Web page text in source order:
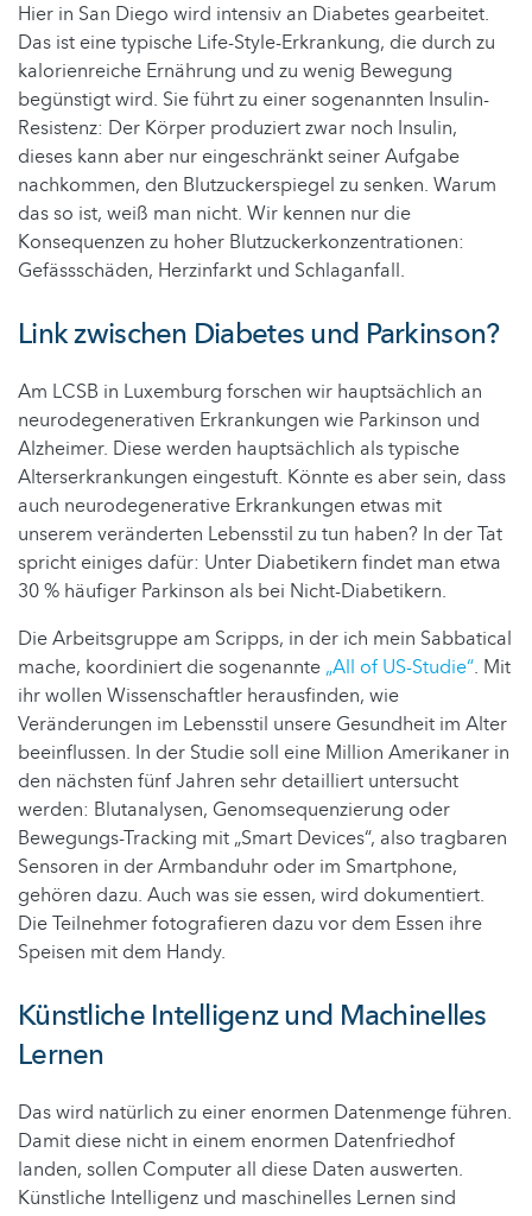
Hier in San Diego wird intensiv an Diabetes gearbeitet.
Das ist eine typische Life-Style-Erkrankung, die durch zu
kalorienreiche Ernährung und zu wenig Bewegung
begünstigt wird. Sie führt zu einer sogenannten Insulin-
Resistenz: Der Körper produziert zwar noch Insulin,
dieses kann aber nur eingeschränkt seiner Aufgabe
nachkommen, den Blutzuckerspiegel zu senken. Warum
das so ist, weiß man nicht. Wir kennen nur die
Konsequenzen zu hoher Blutzuckerkonzentrationen:
Gefässschäden, Herzinfarkt und Schlaganfall.
Link zwischen Diabetes und Parkinson?
Am LCSB in Luxemburg forschen wir hauptsächlich an
neurodegenerativen Erkrankungen wie Parkinson und
Alzheimer. Diese werden hauptsächlich als typische
Alterserkrankungen eingestuft. Könnte es aber sein, dass
auch neurodegenerative Erkrankungen etwas mit
unserem veränderten Lebensstil zu tun haben? In der Tat
spricht einiges dafür: Unter Diabetikern findet man etwa
30 % häufiger Parkinson als bei Nicht-Diabetikern.
Die Arbeitsgruppe am Scripps, in der ich mein Sabbatical
mache, koordiniert die sogenannte„All of US-Studie“. Mit
ihr wollen Wissenschaftler herausfinden, wie
Veränderungen im Lebensstil unsere Gesundheit im Alter
beeinflussen. In der Studie soll eine Million Amerikaner in
den nächsten fünf Jahren sehr detailliert untersucht
werden: Blutanalysen, Genomsequenzierung oder
Bewegungs-Tracking mit „Smart Devices“, also tragbaren
Sensoren in der Armbanduhr oder im Smartphone,
gehören dazu. Auch was sie essen, wird dokumentiert.
Die Teilnehmer fotografieren dazu vor dem Essen ihre
Speisen mit dem Handy.
Künstliche Intelligenz und Machinelles
Lernen
Das wird natürlich zu einer enormen Datenmenge führen.
Damit diese nicht in einem enormen Datenfriedhof
landen, sollen Computer all diese Daten auswerten.
Künstliche Intelligenz und maschinelles Lernen sind